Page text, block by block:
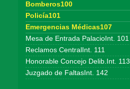
Bomberos100
Policía101
Emergencias Médicas107
Mesa de Entrada PalacioInt. 101
Reclamos CentralInt. 111
Honorable Concejo Delib.Int. 113
Juzgado de FaltasInt. 142